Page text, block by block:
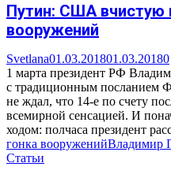
Путин: США вчистую
вооружений
Svetlana01.03.201801.03.20180
1 марта президент РФ
с традиционным посланием
не ждал, что 14-е по счету
всемирной сенсацией. И
ходом: полчаса президент
гонка вооруженийВладимир
Статьи